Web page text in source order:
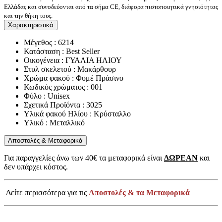
Ελλάδας και συνοδεύονται από τα σήμα CE, διάφορα πιστοποιητικά γνησιότητας
και την θήκη τους.
Χαρακτηριστικά
Μέγεθος : 6214
Κατάσταση : Best Seller
Οικογένεια : ΓΥΑΛΙΑ ΗΛΙΟΥ
Στυλ σκελετού : Μακάρθουρ
Χρώμα φακού : Φυμέ Πράσινο
Κωδικός χρώματος : 001
Φύλο : Unisex
Σχετικά Προϊόντα : 3025
Υλικά φακού Ηλίου : Κρύσταλλο
Υλικό : Μεταλλικό
Αποστολές & Μεταφορικά
Για παραγγελίες άνω των 40€ τα μεταφορικά είναιΔΩΡΕΑΝ και
δεν υπάρχει κόστος.
Δείτε περισσότερα για τις Αποστολές & τα Μεταφορικά